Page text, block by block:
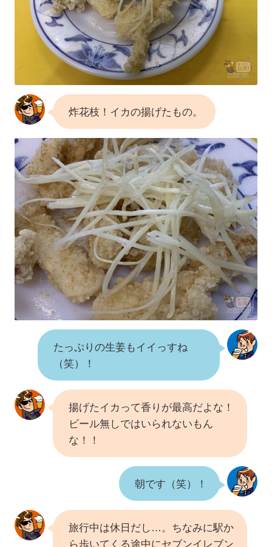
炸花枝！イカの揚げたもの。
たっぷりの生姜もイイっすね
（笑）！
揚げたイカって香りが最高だよな！
ビール無しではいられないもん
な！！
朝です（笑）！
旅行中は休日だし…。ちなみに駅か
ら歩いてくる途中にセブンイレブン